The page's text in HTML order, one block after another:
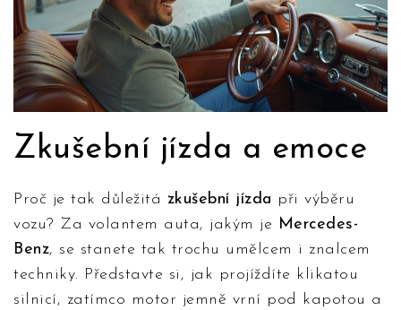
Zkušební jízda a emoce
Proč je tak důležitá zkušební jízda při výběru
vozu? Za volantem auta, jakým je Mercedes-
Benz, se stanete tak trochu umělcem i znalcem
techniky. Představte si, jak projíždíte klikatou
silnicí, zatímco motor jemně vrní pod kapotou a